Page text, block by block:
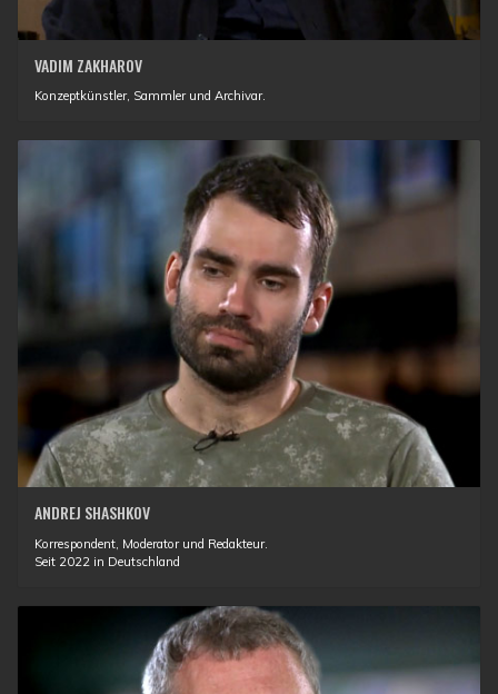
VADIM ZAKHAROV
Konzeptkünstler, Sammler und Archivar.
ANDREJ SHASHKOV
Korrespondent, Moderator und Redakteur.
Seit 2022 in Deutschland